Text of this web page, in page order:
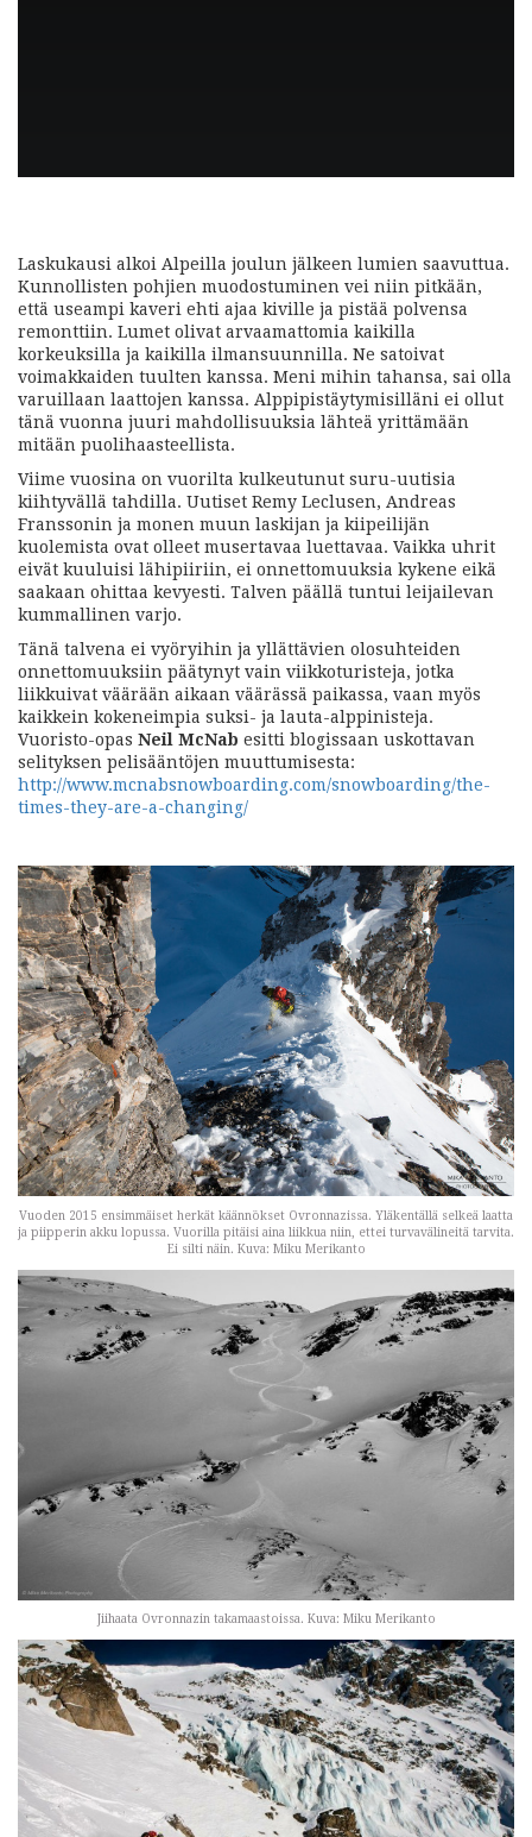
Laskukausi alkoi Alpeilla joulun jälkeen lumien saavuttua.
Kunnollisten pohjien muodostuminen vei niin pitkään,
että useampi kaveri ehti ajaa kiville ja pistää polvensa
remonttiin. Lumet olivat arvaamattomia kaikilla
korkeuksilla ja kaikilla ilmansuunnilla. Ne satoivat
voimakkaiden tuulten kanssa. Meni mihin tahansa, sai olla
varuillaan laattojen kanssa. Alppipistäytymisilläni ei ollut
tänä vuonna juuri mahdollisuuksia lähteä yrittämään
mitään puolihaasteellista.
Viime vuosina on vuorilta kulkeutunut suru-uutisia
kiihtyvällä tahdilla. Uutiset Remy Leclusen, Andreas
Franssonin ja monen muun laskijan ja kiipeilijän
kuolemista ovat olleet musertavaa luettavaa. Vaikka uhrit
eivät kuuluisi lähipiiriin, ei onnettomuuksia kykene eikä
saakaan ohittaa kevyesti. Talven päällä tuntui leijailevan
kummallinen varjo.
Tänä talvena ei vyöryihin ja yllättävien olosuhteiden
onnettomuuksiin päätynyt vain viikkoturisteja, jotka
liikkuivat väärään aikaan väärässä paikassa, vaan myös
kaikkein kokeneimpia suksi- ja lauta-alppinisteja.
Vuoristo-opas Neil McNab esitti blogissaan uskottavan
selityksen pelisääntöjen muuttumisesta:
http://www.mcnabsnowboarding.com/snowboarding/the-
times-they-are-a-changing/
Vuoden 2015 ensimmäiset herkät käännökset Ovronnazissa. Yläkentällä selkeä laatta
ja piipperin akku lopussa. Vuorilla pitäisi aina liikkua niin, ettei turvavälineitä tarvita.
Ei silti näin. Kuva: Miku Merikanto
Jiihaata Ovronnazin takamaastoissa. Kuva: Miku Merikanto